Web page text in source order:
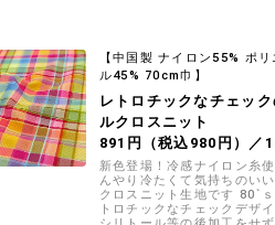
【中国製 ナイロン55% ポリ
ル45% 70cm巾】
レトロチックなチェッ
ルクロスニット
891円（税込980円）／
新色登場！冷感ナイロン糸
んやり冷たくて気持ちのい
クロスニット生地です 80`
トロチックなチェックデザ